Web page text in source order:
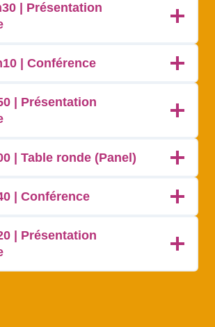
| Présentation
| Conférence
| Présentation
| Table ronde (Panel)
| Conférence
| Présentation